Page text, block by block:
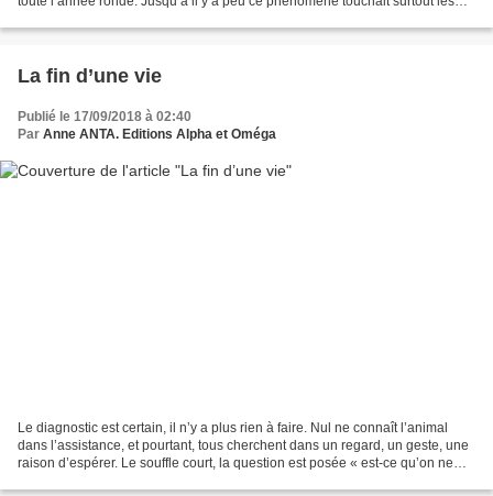
La fin d’une vie
Publié le 17/09/2018 à 02:40
Par Anne ANTA. Editions Alpha et Oméga
Le diagnostic est certain, il n’y a plus rien à faire. Nul ne connaît l’animal
dans l’assistance, et pourtant, tous cherchent dans un regard, un geste, une
raison d’espérer. Le souffle court, la question est posée « est-ce qu’on ne